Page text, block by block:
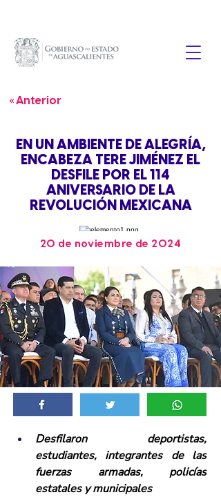
« Anterior
EN UN AMBIENTE DE ALEGRÍA,
ENCABEZA TERE JIMÉNEZ EL
DESFILE POR EL 114
ANIVERSARIO DE LA
REVOLUCIÓN MEXICANA
20 de noviembre de 2024
Desfilaron deportistas,
estudiantes, integrantes de las
fuerzas armadas, policías
estatales y municipales